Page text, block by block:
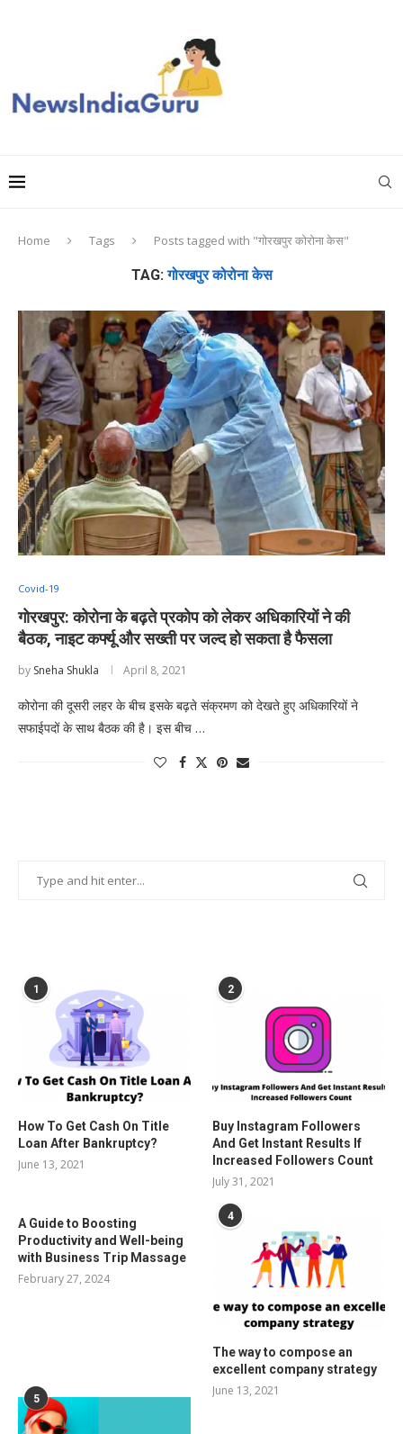
Home Tags Posts tagged with "गोरखपुर कोरोना केस"
TAG:गोरखपुर कोरोना केस
Covid-19
गोरखपुर: कोरोना के बढ़ते प्रकोप को लेकर अधिकारियों ने की
बैठक, नाइट कर्फ्यू और सख्‍ती पर जल्‍द हो सकता है फैसला
by Sneha Shukla April 8, 2021
कोरोना की दूसरी लहर के बीच इसके बढ़ते संक्रमण को देखते हुए अधिकारियों ने
सफाईपदों के साथ बैठक की है। इस बीच …
1
How To Get Cash On Title
Loan After Bankruptcy?
June 13, 2021
2
Buy Instagram Followers
And Get Instant Results If
Increased Followers Count
July 31, 2021
A Guide to Boosting
Productivity and Well-being
with Business Trip Massage
February 27, 2024
4
The way to compose an
excellent company strategy
June 13, 2021
5